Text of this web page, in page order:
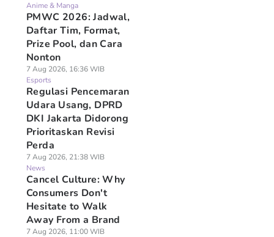
Anime & Manga
PMWC 2026: Jadwal,
Daftar Tim, Format,
Prize Pool, dan Cara
Nonton
7 Aug 2026, 16:36 WIB
Esports
Regulasi Pencemaran
Udara Usang, DPRD
DKI Jakarta Didorong
Prioritaskan Revisi
Perda
7 Aug 2026, 21:38 WIB
News
Cancel Culture: Why
Consumers Don't
Hesitate to Walk
Away From a Brand
7 Aug 2026, 11:00 WIB